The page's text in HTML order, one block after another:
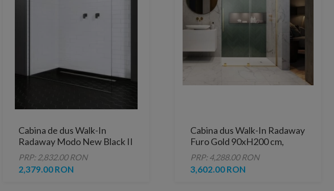
Cabina de dus Walk-In
Radaway Modo New Black II
135 x H200 cm profil negru
mat
PRP: 2,832.00 RON
2,379.00 RON
Cabina dus Walk-In Radaway
Furo Gold 90xH200 cm,
dreapta
PRP: 4,288.00 RON
3,602.00 RON